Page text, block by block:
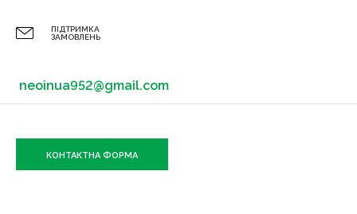
ПІДТРИМКА
ЗАМОВЛЕНЬ
neoinua952@gmail.com
КОНТАКТНА ФОРМА